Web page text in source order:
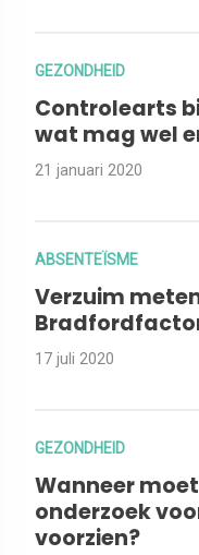
GEZONDHEID
Controlearts
wat mag wel
21 januari 2020
ABSENTEÏSME
Verzuim
17 juli 2020
GEZONDHEID
Wanneer
onderzoek
voorzien?